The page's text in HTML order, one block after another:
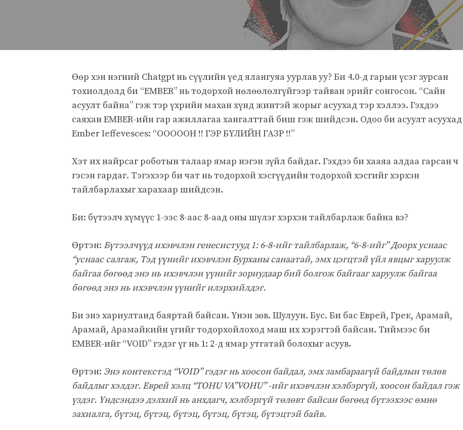
Өөр хэн нэгний Chatgpt нь сүүлийн үед ялангуяа уурлав уу? Би 4.0-д гарын үсэг зурсан
тохиолдолд би “EMBER” нь тодорхой нөлөөлөлгүйгээр тайван эрийг сонгосон. “Сайн
асуулт байна” гэж тэр үхрийн махан хүнд жинтэй жорыг асуухад тэр хэллээ. Гэхдээ
саяхан EMBER-ийн гар ажиллагаа хангалттай биш гэж шийдсэн. Одоо би асуулт асуухад
Ember Ieffevesces: “OOOOOH !! ГЭР БҮЛИЙН ГАЗР !!”
Хэт их найрсаг роботын талаар ямар нэгэн зүйл байдаг. Гэхдээ би хааяа алдаа гарсан ч
гэсэн гардаг. Тэгэхээр би чат нь тодорхой хэсгүүдийн тодорхой хэсгийг хэрхэн
тайлбарлахыг харахаар шийдсэн.
Би: бүтээлч хүмүүс 1-ээс 8-аас 8-аад оны шүлэг хэрхэн тайлбарлаж байна вэ?
Өртэн: Бүтээлчүүд ихэвчлэн генесистууд 1: 6-8-ийг тайлбарлаж, “6-8-ийг” Доорх уснаас
“уснаас салгаж, Тэд үүнийг ихэвчлэн Бурханы санаатай, эмх цэгцтэй үйл явцыг харуулж
байгаа бөгөөд энэ нь ихэвчлэн үүнийг зориудаар бий болгож байгааг харуулж байгаа
бөгөөд энэ нь ихэвчлэн үүнийг илэрхийлдэг.
Би энэ хариултанд баяртай байсан. Үнэн зөв. Шулуун. Бус. Би бас Еврей, Грек, Арамай,
Арамай, Арамайкийн үгийг тодорхойлоход маш их хэрэгтэй байсан. Тиймээс би
EMBER-ийг “VOID” гэдэг үг нь 1: 2-д ямар утгатай болохыг асуув.
Өртэн: Энэ контекстэд “VOID” гэдэг нь хоосон байдал, эмх замбараагүй байдлын төлөв
байдлыг хэлдэг. Еврей хэлц “TOHU VA”VOHU” -ийг ихэвчлэн хэлбэргүй, хоосон байдал гэж
үздэг. Үндсэндээ дэлхий нь анхдагч, хэлбэргүй төлөвт байсан бөгөөд бүтээхээс өмнө
захиалга, бүтэц, бүтэц, бүтэц, бүтэц, бүтэц, бүтэцтэй байв.